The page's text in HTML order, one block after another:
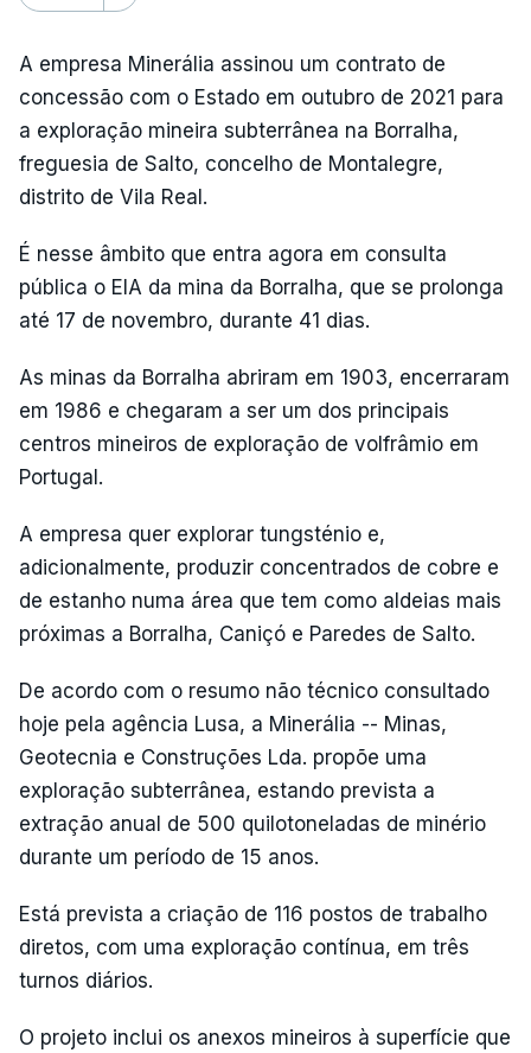
A empresa Minerália assinou um contrato de
concessão com o Estado em outubro de 2021 para
a exploração mineira subterrânea na Borralha,
freguesia de Salto, concelho de Montalegre,
distrito de Vila Real.
É nesse âmbito que entra agora em consulta
pública o EIA da mina da Borralha, que se prolonga
até 17 de novembro, durante 41 dias.
As minas da Borralha abriram em 1903, encerraram
em 1986 e chegaram a ser um dos principais
centros mineiros de exploração de volfrâmio em
Portugal.
A empresa quer explorar tungsténio e,
adicionalmente, produzir concentrados de cobre e
de estanho numa área que tem como aldeias mais
próximas a Borralha, Caniçó e Paredes de Salto.
De acordo com o resumo não técnico consultado
hoje pela agência Lusa, a Minerália -- Minas,
Geotecnia e Construções Lda. propõe uma
exploração subterrânea, estando prevista a
extração anual de 500 quilotoneladas de minério
durante um período de 15 anos.
Está prevista a criação de 116 postos de trabalho
diretos, com uma exploração contínua, em três
turnos diários.
O projeto inclui os anexos mineiros à superfície que